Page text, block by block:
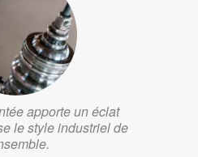
apporte un éclat
le style industriel de